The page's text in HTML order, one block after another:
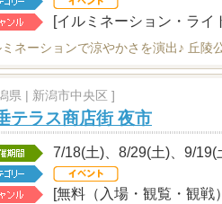
[イルミネーション・ライ
ネーションで涼やかさを演出♪ 丘陵
県 | 新潟市中央区 ]
テラス商店街 夜市
7/18(土)、8/29(土)、9/19(
[無料（入場・観覧・観戦